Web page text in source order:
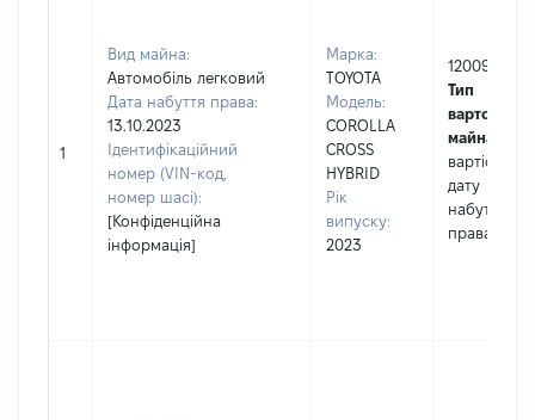
1
Вид майна:
Автомобіль легковий
Дата набуття права:
13.10.2023
Ідентифікаційний
номер (VIN-код,
номер шасі):
[Конфіденційна
інформація]
Марка:
TOYOTA
Модель:
COROLLA
CROSS
HYBRID
Рік
випуску:
2023
1200964
Тип
вартості
майна:
вартість на
дату
набуття
права